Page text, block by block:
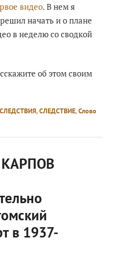
видео. В нем я
начать и о плане
в неделю со сводкой
об этом своим
,СЛЕДСТВИЕ,Слово
КАРПОВ
в 1937-